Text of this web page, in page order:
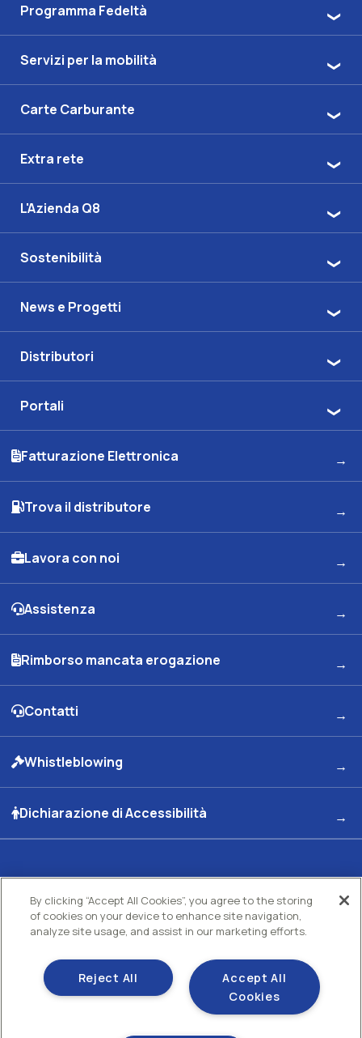
Programma Fedeltà
Servizi per la mobilità
Carte Carburante
Extra rete
L'Azienda Q8
Sostenibilità
News e Progetti
Distributori
Portali
Fatturazione Elettronica
Trova il distributore
Lavora con noi
Assistenza
Rimborso mancata erogazione
Contatti
Whistleblowing
Dichiarazione di Accessibilità
Kuwait Petroleum Italia S.p.A
Sede legale e Uffici: Viale dell'Oceano Indiano 13 00144 - ROMA
Partita Iva 00891951006 C.F. 00435970587 C.S. Euro 130.000.000 int. vers. R.E.A di
Roma N.73832 Uff. Reg. Imprese di Roma
Società con un socio Unico Società soggetta ad attività di direzione e coordinamento
Gestisci i tuoi cookie
Cookie policy
By clicking “Accept All Cookies”, you agree to the storing
of cookies on your device to enhance site navigation,
analyze site usage, and assist in our marketing efforts.
Accept All
Cookies
Reject All